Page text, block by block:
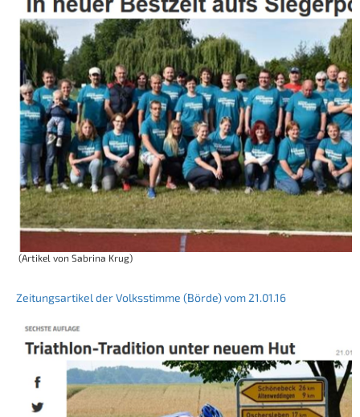
(Artikel von Sabrina Krug)
Zeitungsartikel der Volksstimme (Börde) vom 21.01.16